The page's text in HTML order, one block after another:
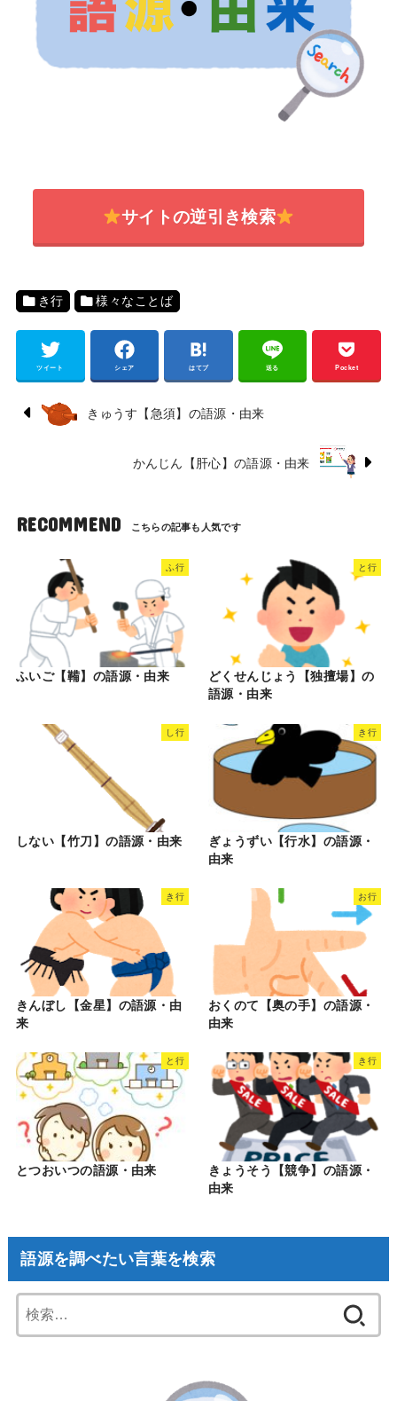
サイトの逆引き検索
き行 様々なことば
ツイート シェア はてブ 送る Pocket
きゅうす【急須】の語源・由来
かんじん【肝心】の語源・由来
RECOMMEND
ふ行
ふいご【鞴】の語源・由来
と行
どくせんじょう【独擅場】の
語源・由来
し行
しない【竹刀】の語源・由来
き行
ぎょうずい【行水】の語源・
由来
き行
きんぼし【金星】の語源・由
来
お行
おくのて【奥の手】の語源・
由来
と行
とつおいつの語源・由来
き行
きょうそう【競争】の語源・
由来
語源を調べたい言葉を検索
索: